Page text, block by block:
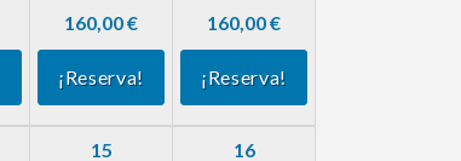
160,00 €
¡Reserva!
160,00 €
¡Reserva!
15 16